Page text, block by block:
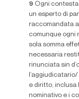
9 Ogni
un esperto di
raccomandata
comunque ogni
sola somma
necessaria
rinunciata sin
e diritto, inclusa
nominativo e i